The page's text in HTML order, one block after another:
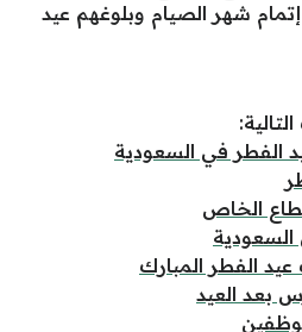
شهر الصيام وبلوغهم عيد
الفطر في السعودية
الخاص
السعودية
الفطر المبارك
بعد العيد